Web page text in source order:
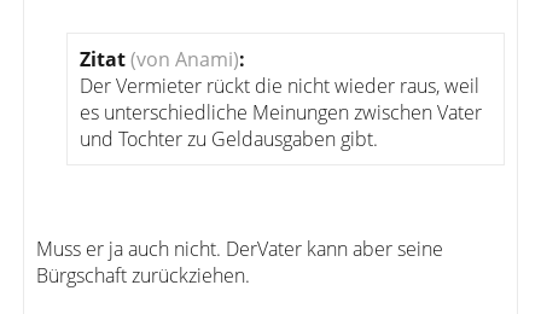
Zitat(von Anami):
Der Vermieter rückt die nicht wieder raus, weil
es unterschiedliche Meinungen zwischen Vater
und Tochter zu Geldausgaben gibt.
Muss er ja auch nicht. DerVater kann aber seine
Bürgschaft zurückziehen.